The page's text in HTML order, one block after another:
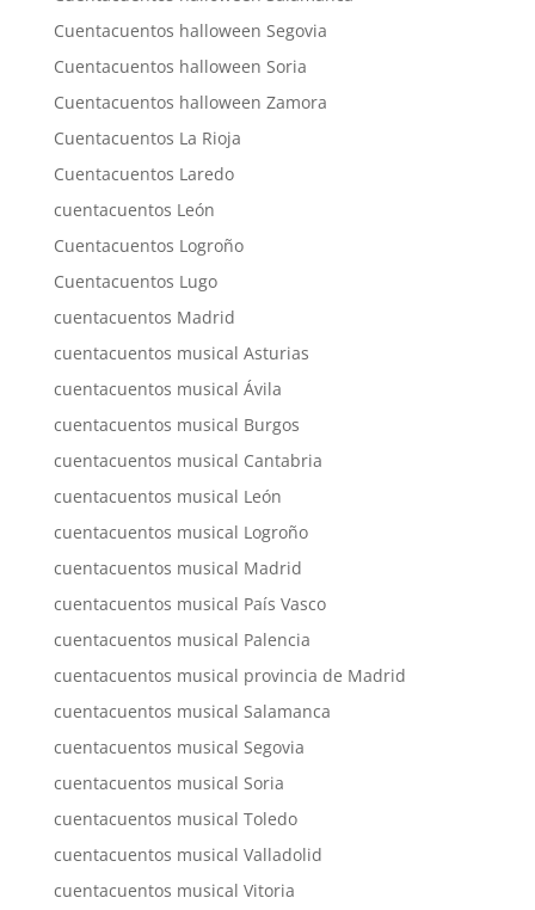
Cuentacuentos halloween Segovia
Cuentacuentos halloween Soria
Cuentacuentos halloween Zamora
Cuentacuentos La Rioja
Cuentacuentos Laredo
cuentacuentos León
Cuentacuentos Logroño
Cuentacuentos Lugo
cuentacuentos Madrid
cuentacuentos musical Asturias
cuentacuentos musical Ávila
cuentacuentos musical Burgos
cuentacuentos musical Cantabria
cuentacuentos musical León
cuentacuentos musical Logroño
cuentacuentos musical Madrid
cuentacuentos musical País Vasco
cuentacuentos musical Palencia
cuentacuentos musical provincia de Madrid
cuentacuentos musical Salamanca
cuentacuentos musical Segovia
cuentacuentos musical Soria
cuentacuentos musical Toledo
cuentacuentos musical Valladolid
cuentacuentos musical Vitoria